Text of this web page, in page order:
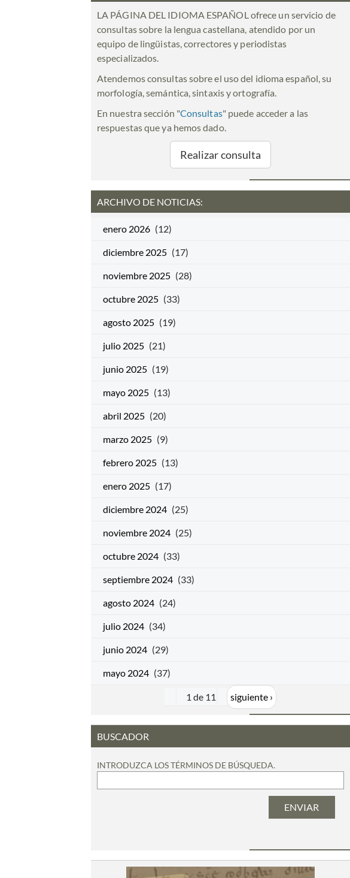
LA PÁGINA DEL IDIOMA ESPAÑOL ofrece un servicio de
consultas sobre la lengua castellana, atendido por un
equipo de lingüistas, correctores y periodistas
especializados.
Atendemos consultas sobre el uso del idioma español, su
morfología, semántica, sintaxis y ortografía.
En nuestra sección "Consultas" puede acceder a las
respuestas que ya hemos dado.
Realizar consulta
ARCHIVO DE NOTICIAS:
enero 2026 (12)
diciembre 2025 (17)
noviembre 2025 (28)
octubre 2025 (33)
agosto 2025 (19)
julio 2025 (21)
junio 2025 (19)
mayo 2025 (13)
abril 2025 (20)
marzo 2025 (9)
febrero 2025 (13)
enero 2025 (17)
diciembre 2024 (25)
noviembre 2024 (25)
octubre 2024 (33)
septiembre 2024 (33)
agosto 2024 (24)
julio 2024 (34)
junio 2024 (29)
mayo 2024 (37)
1 de 11 siguiente ›
BUSCADOR
INTRODUZCA LOS TÉRMINOS DE BÚSQUEDA.